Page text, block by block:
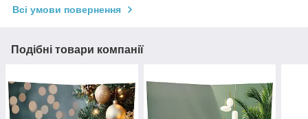
Всі умови повернення
Подібні товари компанії